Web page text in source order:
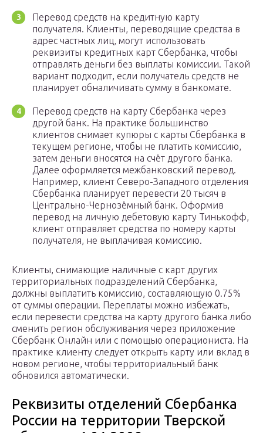
Перевод средств на кредитную карту
получателя. Клиенты, переводящие средства в
адрес частных лиц, могут использовать
реквизиты кредитных карт Сбербанка, чтобы
отправлять деньги без выплаты комиссии. Такой
вариант подходит, если получатель средств не
планирует обналичивать сумму в банкомате.
Перевод средств на карту Сбербанка через
другой банк. На практике большинство
клиентов снимает купюры с карты Сбербанка в
текущем регионе, чтобы не платить комиссию,
затем деньги вносятся на счёт другого банка.
Далее оформляется межбанковский перевод.
Например, клиент Северо-Западного отделения
Сбербанка планирует перевести 20 тысяч в
Центрально-Чернозёмный банк. Оформив
перевод на личную дебетовую карту Тинькофф,
клиент отправляет средства по номеру карты
получателя, не выплачивая комиссию.
Клиенты, снимающие наличные с карт других
территориальных подразделений Сбербанка,
должны выплатить комиссию, составляющую 0.75%
от суммы операции. Переплаты можно избежать,
если перевести средства на карту другого банка либо
сменить регион обслуживания через приложение
Сбербанк Онлайн или с помощью операциониста. На
практике клиенту следует открыть карту или вклад в
новом регионе, чтобы территориальный банк
обновился автоматически.
Реквизиты отделений Сбербанка
России на территории Тверской